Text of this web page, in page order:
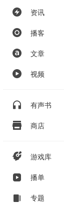
资讯
播客
文章
视频
有声书
商店
游戏库
播单
专题